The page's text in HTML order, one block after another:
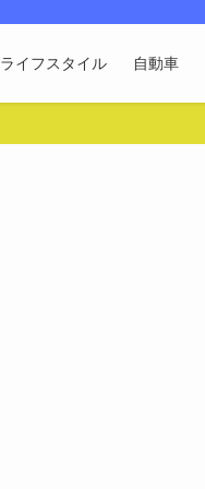
ライフスタイル 自動車